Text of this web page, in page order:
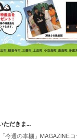
ただきま...
今週の本棚」MAGAZINE